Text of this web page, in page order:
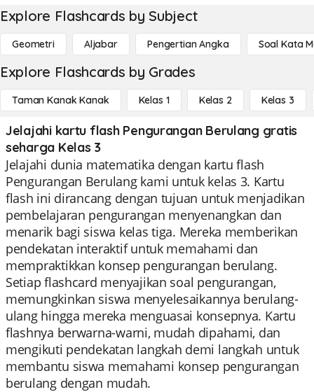
Explore Flashcards by Subject
Geometri Aljabar Pengertian Angka Soal Kata
Explore Flashcards by Grades
Taman Kanak Kanak Kelas 1 Kelas 2 Kelas 3
Jelajahi kartu flash Pengurangan Berulang gratis
seharga Kelas 3
Jelajahi dunia matematika dengan kartu flash
Pengurangan Berulang kami untuk kelas 3. Kartu
flash ini dirancang dengan tujuan untuk menjadikan
pembelajaran pengurangan menyenangkan dan
menarik bagi siswa kelas tiga. Mereka memberikan
pendekatan interaktif untuk memahami dan
mempraktikkan konsep pengurangan berulang.
Setiap flashcard menyajikan soal pengurangan,
memungkinkan siswa menyelesaikannya berulang-
ulang hingga mereka menguasai konsepnya. Kartu
flashnya berwarna-warni, mudah dipahami, dan
mengikuti pendekatan langkah demi langkah untuk
membantu siswa memahami konsep pengurangan
berulang dengan mudah.